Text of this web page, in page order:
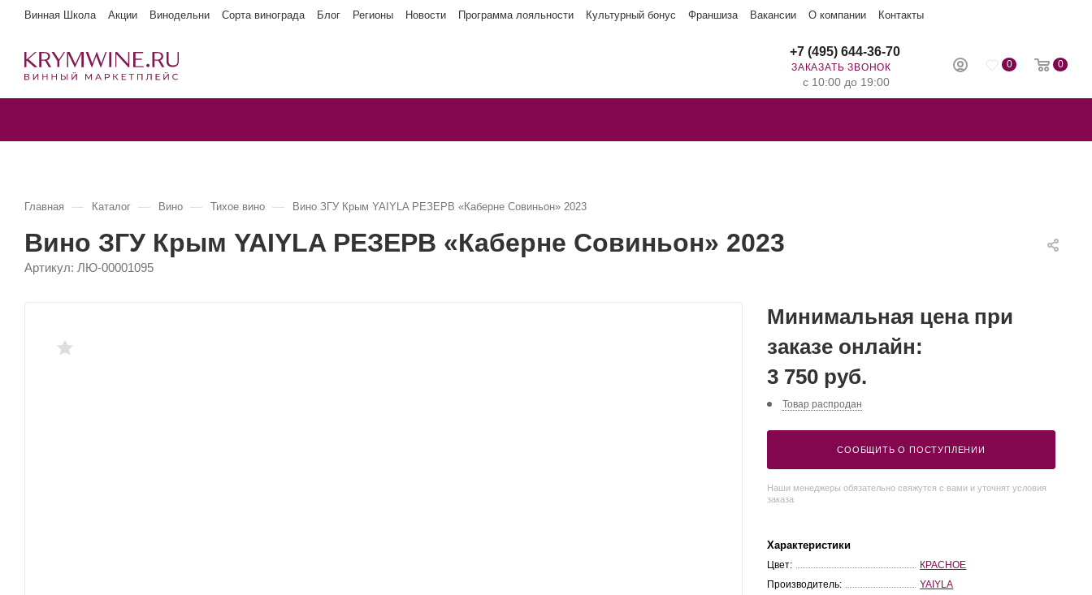
Винная Школа Акции Винодельни Сорта винограда Блог Регионы Новости Программа лояльности Культурный бонус Франшиза Вакансии О компании Контакты
0 0
+7 (495) 644-36-70
ЗАКАЗАТЬ ЗВОНОК
с 10:00 до 19:00
Главная — Каталог — Вино — Тихое вино — Вино ЗГУ Крым YAIYLA РЕЗЕРВ «Каберне Совиньон» 2023
Вино ЗГУ Крым YAIYLA РЕЗЕРВ «Каберне Совиньон» 2023
Артикул: ЛЮ-00001095
Минимальная цена при
заказе онлайн:
3 750 руб.
Товар распродан
СООБЩИТЬ О ПОСТУПЛЕНИИ
Наши менеджеры обязательно свяжутся с вами и уточнят условия
заказа
Характеристики
Цвет:
КРАСНОЕ
Производитель:
YAIYLA